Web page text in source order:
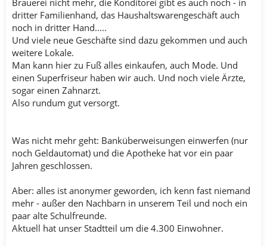
dritter Familienhand, das Haushaltswarengeschäft auch
noch in dritter Hand.....
Und viele neue Geschäfte sind dazu gekommen und auch
weitere Lokale.
Man kann hier zu Fuß alles einkaufen, auch Mode. Und
einen Superfriseur haben wir auch. Und noch viele Ärzte,
sogar einen Zahnarzt.
Also rundum gut versorgt.
Was nicht mehr geht: Banküberweisungen einwerfen (nur
noch Geldautomat) und die Apotheke hat vor ein paar
Jahren geschlossen.
Aber: alles ist anonymer geworden, ich kenn fast niemand
mehr - außer den Nachbarn in unserem Teil und noch ein
paar alte Schulfreunde.
Aktuell hat unser Stadtteil um die 4.300 Einwohner.